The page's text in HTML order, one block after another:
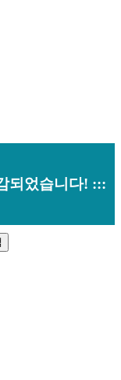
되었습니다! :::